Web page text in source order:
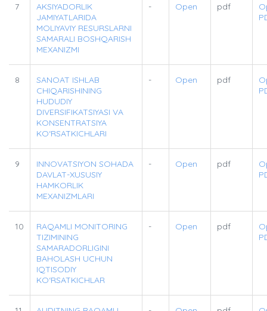
7
AKSIYADORLIK
JAMIYATLARIDA
MOLIYAVIY RESURSLARNI
SAMARALI BOSHQARISH
MEXANIZMI
- Open pdf
8
SANOAT ISHLAB
CHIQARISHINING
HUDUDIY
DIVERSIFIKATSIYASI VA
KONSENTRATSIYA
KO‘RSATKICHLARI
- Open pdf
9
INNOVATSIYON SOHADA
DAVLAT-XUSUSIY
HAMKORLIK
MEXANIZMLARI
- Open pdf
10
RAQAMLI MONITORING
TIZIMINING
SAMARADORLIGINI
BAHOLASH UCHUN
IQTISODIY
KO‘RSATKICHLAR
- Open pdf